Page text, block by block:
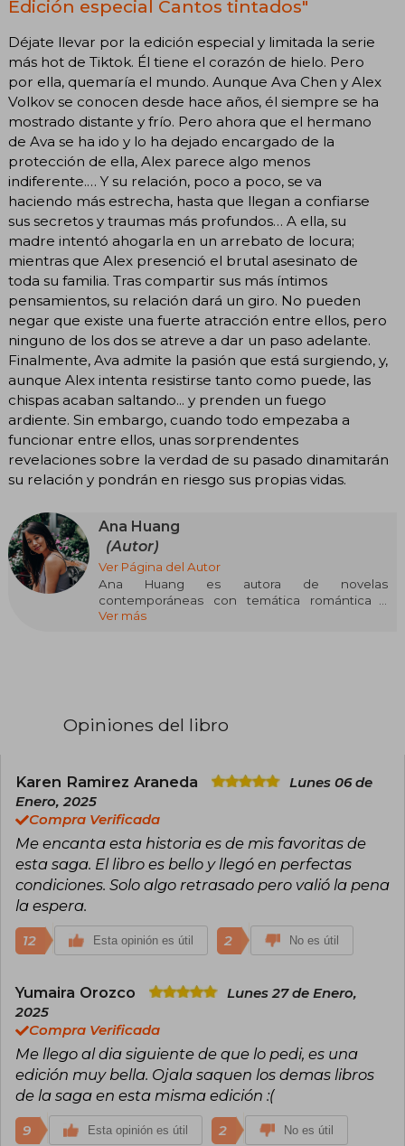
Edición especial Cantos tintados"
Déjate llevar por la edición especial y limitada la serie
más hot de Tiktok. Él tiene el corazón de hielo. Pero
por ella, quemaría el mundo. Aunque Ava Chen y Alex
Volkov se conocen desde hace años, él siempre se ha
mostrado distante y frío. Pero ahora que el hermano
de Ava se ha ido y lo ha dejado encargado de la
protección de ella, Alex parece algo menos
indiferente.… Y su relación, poco a poco, se va
haciendo más estrecha, hasta que llegan a confiarse
sus secretos y traumas más profundos… A ella, su
madre intentó ahogarla en un arrebato de locura;
mientras que Alex presenció el brutal asesinato de
toda su familia. Tras compartir sus más íntimos
pensamientos, su relación dará un giro. No pueden
negar que existe una fuerte atracción entre ellos, pero
ninguno de los dos se atreve a dar un paso adelante.
Finalmente, Ava admite la pasión que está surgiendo, y,
aunque Alex intenta resistirse tanto como puede, las
chispas acaban saltando... y prenden un fuego
ardiente. Sin embargo, cuando todo empezaba a
funcionar entre ellos, unas sorprendentes
revelaciones sobre la verdad de su pasado dinamitarán
su relación y pondrán en riesgo sus propias vidas.
Ana Huang
(Autor)
Ver Página del Autor
Ana Huang es autora de novelas
contemporáneas con temática romántica y
erótica. Sus historias pueden ser
mantiene varias relaciones simultáneas con
Ver más
Opiniones del libro
Karen Ramirez Araneda
Lunes 06 de
Enero, 2025
Compra Verificada
Me encanta esta historia es de mis favoritas de
esta saga. El libro es bello y llegó en perfectas
condiciones. Solo algo retrasado pero valió la pena
la espera.
12 Esta opinión es útil 2 No es útil
Yumaira Orozco
Lunes 27 de Enero,
2025
Compra Verificada
Me llego al dia siguiente de que lo pedi, es una
edición muy bella. Ojala saquen los demas libros
de la saga en esta misma edición :(
9 Esta opinión es útil 2 No es útil